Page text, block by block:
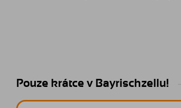
Pouze krátce v Bayrischzellu!